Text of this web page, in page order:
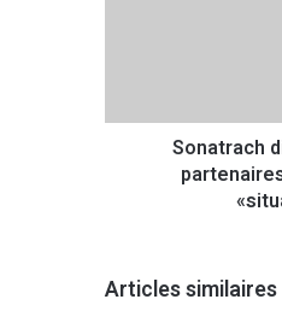
h
é
Sonatrach
Articles similaires